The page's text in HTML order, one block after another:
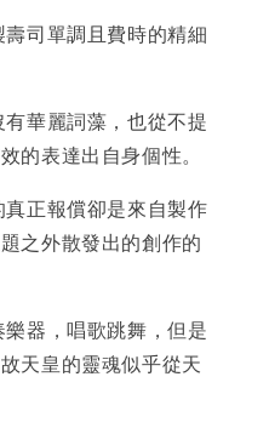
司單調且費時的精細
華麗詞藻，也從不提
的表達出自身個性。
正報償卻是來自製作
之外散發出的創作的
器，唱歌跳舞，但是
天皇的靈魂似乎從天